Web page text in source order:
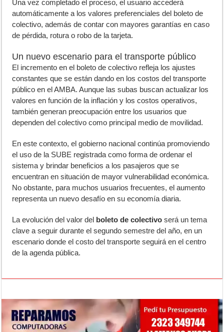
Una vez completado el proceso, el usuario accederá
automáticamente a los valores preferenciales del boleto de
colectivo, además de contar con mayores garantías en caso
de pérdida, rotura o robo de la tarjeta.
Un nuevo escenario para el transporte público
El incremento en el boleto de colectivo refleja los ajustes
constantes que se están dando en los costos del transporte
público en el AMBA. Aunque las subas buscan actualizar los
valores en función de la inflación y los costos operativos,
también generan preocupación entre los usuarios que
dependen del colectivo como principal medio de movilidad.
En este contexto, el gobierno nacional continúa promoviendo
el uso de la SUBE registrada como forma de ordenar el
sistema y brindar beneficios a los pasajeros que se
encuentran en situación de mayor vulnerabilidad económica.
No obstante, para muchos usuarios frecuentes, el aumento
representa un nuevo desafío en su economía diaria.
La evolución del valor del boleto de colectivo será un tema
clave a seguir durante el segundo semestre del año, en un
escenario donde el costo del transporte seguirá en el centro
de la agenda pública.